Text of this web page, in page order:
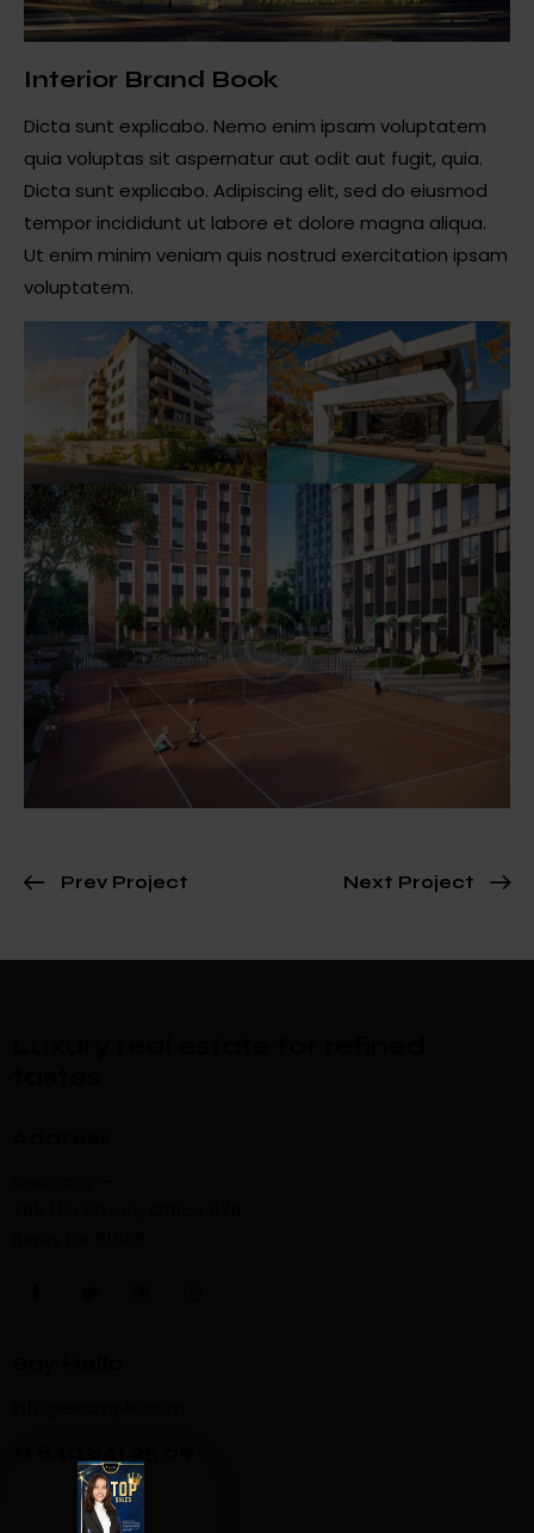
Interior Brand Book
Dicta sunt explicabo. Nemo enim ipsam voluptatem
quia voluptas sit aspernatur aut odit aut fugit, quia.
Dicta sunt explicabo. Adipiscing elit, sed do eiusmod
tempor incididunt ut labore et dolore magna aliqua.
Ut enim minim veniam quis nostrud exercitation ipsam
voluptatem.
Prev Project Next Project